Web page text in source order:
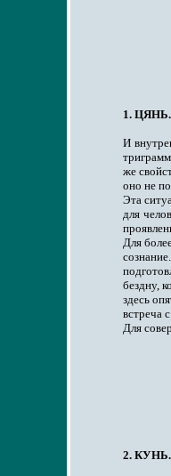
1. ЦЯНЬ.
И
же
оно не
Эта
для
Для
бездну,
здесь
встреча
Для
2. КУНЬ.